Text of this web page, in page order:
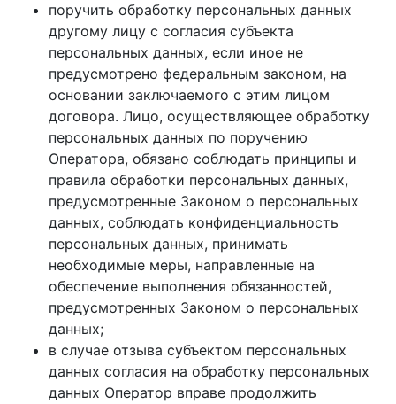
поручить обработку персональных данных
другому лицу с согласия субъекта
персональных данных, если иное не
предусмотрено федеральным законом, на
основании заключаемого с этим лицом
договора. Лицо, осуществляющее обработку
персональных данных по поручению
Оператора, обязано соблюдать принципы и
правила обработки персональных данных,
предусмотренные Законом о персональных
данных, соблюдать конфиденциальность
персональных данных, принимать
необходимые меры, направленные на
обеспечение выполнения обязанностей,
предусмотренных Законом о персональных
данных;
в случае отзыва субъектом персональных
данных согласия на обработку персональных
данных Оператор вправе продолжить